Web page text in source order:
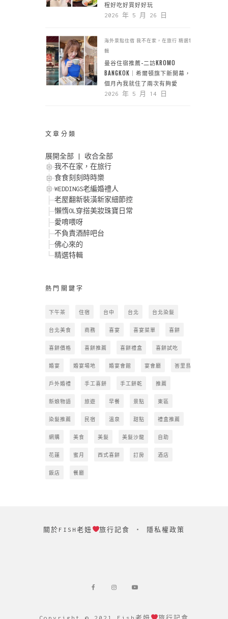
程好吃好買好好玩
2026 年 5 月 26 日
海外景點住宿 我不在家，在旅行 精選特
輯
曼谷住宿推薦-二訪KROMO
BANGKOK｜希爾頓旗下新開幕，一
個月內我就住了兩次有夠愛
2026 年 5 月 14 日
文章分類
展開全部
收合全部
我不在家，在旅行
食食刻刻時時樂
WEDDINGS老編婚禮人
老屋翻新裝潢新家細節控
懶惰OL穿搭美妝珠寶日常
愛唷喂呀
不負責酒醉吧台
佛心來的
精選特輯
熱門關鍵字
下午茶 住宿 台中 台北 台北染髮
台北美食 商務 喜宴 喜宴菜單 喜餅
喜餅價格 喜餅推薦 喜餅禮盒 喜餅試吃
婚宴 婚宴場地 婚宴會館 宴會廳 峇里島
戶外婚禮 手工喜餅 手工餅乾 推薦
新娘物語 旅遊 早餐 景點 東區
染髮推薦 民宿 溫泉 甜點 禮盒推薦
網購 美食 美髮 美髮沙龍 自助
花蓮 蜜月 西式喜餅 訂房 酒店
飯店 餐廳
關於FISH老妞 旅行記食 ‧ 隱私權政策